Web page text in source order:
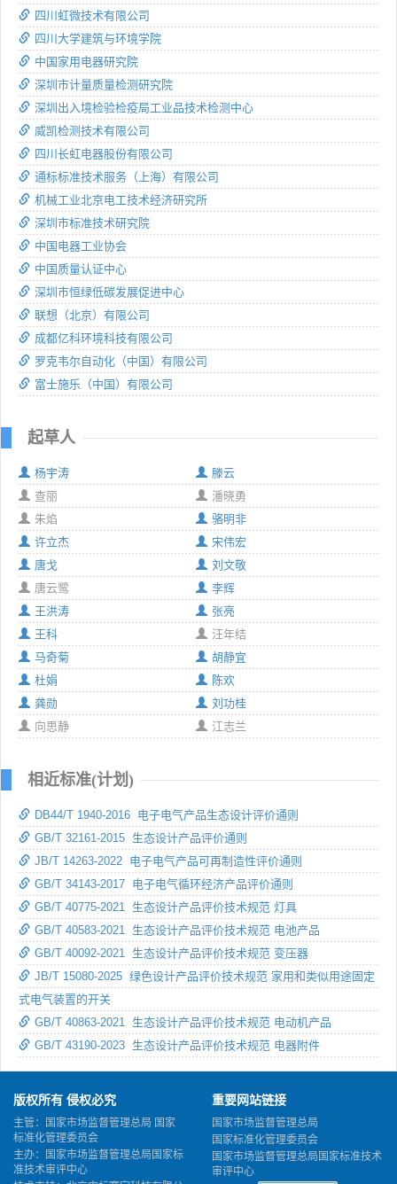
四川虹微技术有限公司
四川大学建筑与环境学院
中国家用电器研究院
深圳市计量质量检测研究院
深圳出入境检验检疫局工业品技术检测中心
威凯检测技术有限公司
四川长虹电器股份有限公司
通标标准技术服务（上海）有限公司
机械工业北京电工技术经济研究所
深圳市标准技术研究院
中国电器工业协会
中国质量认证中心
深圳市恒绿低碳发展促进中心
联想（北京）有限公司
成都亿科环境科技有限公司
罗克韦尔自动化（中国）有限公司
富士施乐（中国）有限公司
起草人
杨宇涛
滕云
查丽
潘晓勇
朱焰
骆明非
许立杰
宋伟宏
唐戈
刘文敬
唐云鹭
李辉
王洪涛
张亮
王科
汪年结
马奇菊
胡静宜
杜娟
陈欢
龚勋
刘功桂
向思静
江志兰
相近标准(计划)
DB44/T 1940-2016 电子电气产品生态设计评价通则
GB/T 32161-2015 生态设计产品评价通则
JB/T 14263-2022 电子电气产品可再制造性评价通则
GB/T 34143-2017 电子电气循环经济产品评价通则
GB/T 40775-2021 生态设计产品评价技术规范 灯具
GB/T 40583-2021 生态设计产品评价技术规范 电池产品
GB/T 40092-2021 生态设计产品评价技术规范 变压器
JB/T 15080-2025 绿色设计产品评价技术规范 家用和类似用途固定
式电气装置的开关
GB/T 40863-2021 生态设计产品评价技术规范 电动机产品
GB/T 43190-2023 生态设计产品评价技术规范 电器附件
版权所有 侵权必究
主管：国家市场监督管理总局 国家
标准化管理委员会
主办：国家市场监督管理总局国家标
准技术审评中心
重要网站链接
国家市场监督管理总局
国家标准化管理委员会
国家市场监督管理总局国家标准技术
审评中心